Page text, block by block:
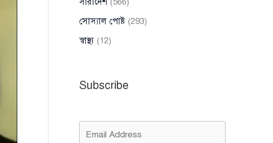
সোস্যাল পোষ্ট (293)
স্বাস্থ্য (12)
Subscribe